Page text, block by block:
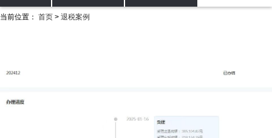
当前位置： 首页 > 退税案例